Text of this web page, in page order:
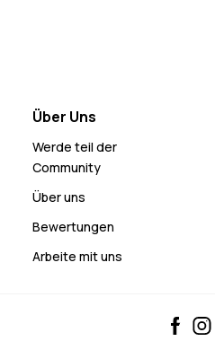
Über Uns
Werde teil der
Community
Über uns
Bewertungen
Arbeite mit uns